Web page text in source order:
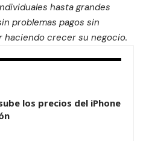
hasta grandes
problemas pagos sin
crecer su negocio.
los precios del iPhone